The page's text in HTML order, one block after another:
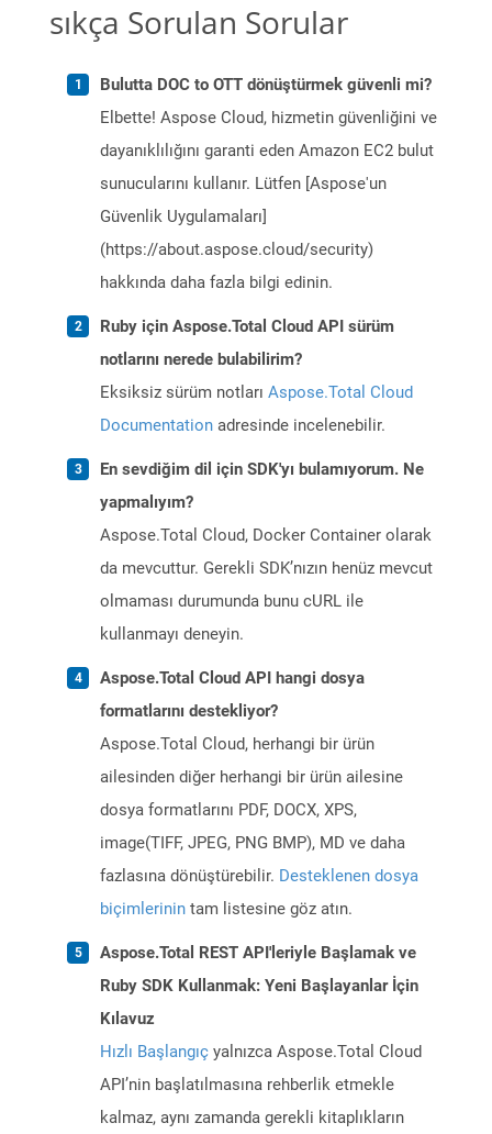
sıkça Sorulan Sorular
Bulutta DOC to OTT dönüştürmek güvenli mi?
Elbette! Aspose Cloud, hizmetin güvenliğini ve
dayanıklılığını garanti eden Amazon EC2 bulut
sunucularını kullanır. Lütfen [Aspose'un
Güvenlik Uygulamaları]
(https://about.aspose.cloud/security)
hakkında daha fazla bilgi edinin.
Ruby için Aspose.Total Cloud API sürüm
notlarını nerede bulabilirim?
Eksiksiz sürüm notları Aspose.Total Cloud
Documentation adresinde incelenebilir.
En sevdiğim dil için SDK'yı bulamıyorum. Ne
yapmalıyım?
Aspose.Total Cloud, Docker Container olarak
da mevcuttur. Gerekli SDK’nızın henüz mevcut
olmaması durumunda bunu cURL ile
kullanmayı deneyin.
Aspose.Total Cloud API hangi dosya
formatlarını destekliyor?
Aspose.Total Cloud, herhangi bir ürün
ailesinden diğer herhangi bir ürün ailesine
dosya formatlarını PDF, DOCX, XPS,
image(TIFF, JPEG, PNG BMP), MD ve daha
fazlasına dönüştürebilir. Desteklenen dosya
biçimlerinin tam listesine göz atın.
Aspose.Total REST API'leriyle Başlamak ve
Ruby SDK Kullanmak: Yeni Başlayanlar İçin
Kılavuz
Hızlı Başlangıç yalnızca Aspose.Total Cloud
API’nin başlatılmasına rehberlik etmekle
kalmaz, aynı zamanda gerekli kitaplıkların